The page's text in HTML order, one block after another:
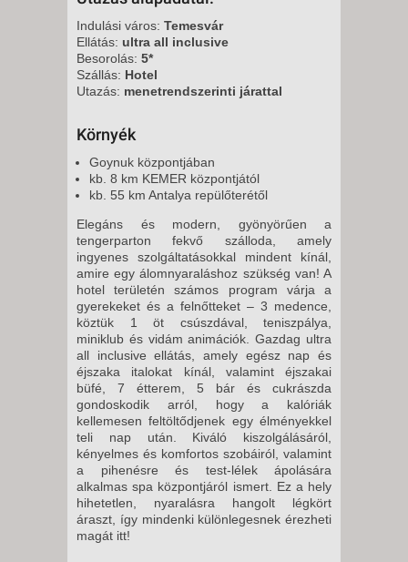
15 NAP / 14 ÉJSZAKA
2026. SZEPTEMBER 10.,
CSÜTÖRTÖK -
11 NAP / 10 ÉJSZAKA
VASÁRNAP -
8 NAP / 7 ÉJSZAKA
2026. SZEPTEMBER 13.,
15 NAP / 14 ÉJSZAKA
2026. SZEPTEMBER 13.,
VASÁRNAP -
12 NAP / 11 ÉJSZAKA
2026. SZEPTEMBER 13.,
VASÁRNAP -
5 NAP / 4 ÉJSZAKA
2026. SZEPTEMBER 17.,
CSÜTÖRTÖK -
11 NAP / 10 ÉJSZAKA
2026. SZEPTEMBER 17.,
CSÜTÖRTÖK -
8 NAP / 7 ÉJSZAKA
Indulási város: Temesvár
Ellátás: ultra all inclusive
Besorolás: 5*
Szállás: Hotel
Utazás: menetrendszerinti járattal
Környék
Goynuk központjában
kb. 8 km KEMER központjától
kb. 55 km Antalya repülőterétől
Elegáns és modern, gyönyörűen a
tengerparton fekvő szálloda, amely
ingyenes szolgáltatásokkal mindent kínál,
amire egy álomnyaraláshoz szükség van! A
hotel területén számos program várja a
gyerekeket és a felnőtteket – 3 medence,
köztük 1 öt csúszdával, teniszpálya,
miniklub és vidám animációk. Gazdag ultra
all inclusive ellátás, amely egész nap és
éjszaka italokat kínál, valamint éjszakai
büfé, 7 étterem, 5 bár és cukrászda
gondoskodik arról, hogy a kalóriák
kellemesen feltöltődjenek egy élményekkel
teli nap után. Kiváló kiszolgálásáról,
kényelmes és komfortos szobáiról, valamint
a pihenésre és test-lélek ápolására
alkalmas spa központjáról ismert. Ez a hely
hihetetlen, nyaralásra hangolt légkört
áraszt, így mindenki különlegesnek érezheti
magát itt!